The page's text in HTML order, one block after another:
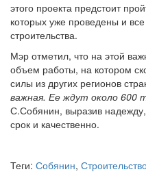
этого проекта предстоит
которых уже проведены и
строительства.
Мэр отметил, что на этой
объем работы, на котором
силы из других регионов
важная. Ее ждут около 600
С.Собянин, выразив
срок и качественно.
Теги: Собянин,